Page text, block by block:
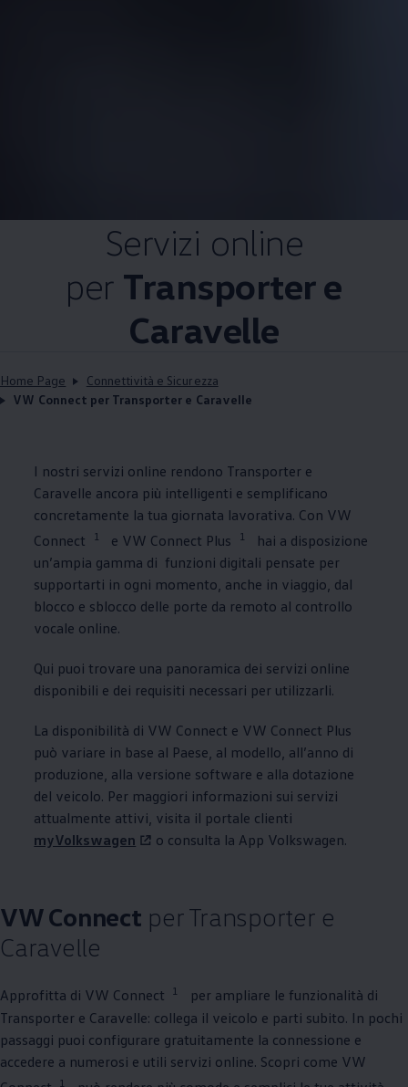
Servizi online
per Transporter e
Caravelle
Home Page
Connettività e Sicurezza
VW Connect per Transporter e Caravelle
I nostri servizi online rendono Transporter e
Caravelle ancora più intelligenti e semplificano
concretamente la tua giornata lavorativa. Con VW
Connect
1 e VW Connect Plus 1
hai a disposizione
un’ampia gamma di funzioni digitali pensate per
supportarti in ogni momento, anche in viaggio, dal
blocco e sblocco delle porte da remoto al controllo
vocale online.
Qui puoi trovare una panoramica dei servizi online
disponibili e dei requisiti necessari per utilizzarli.
La disponibilità di VW Connect e VW Connect Plus
può variare in base al Paese, al modello, all’anno di
produzione, alla versione software e alla dotazione
del veicolo. Per maggiori informazioni sui servizi
attualmente attivi, visita il portale clienti
myVolkswagen
o consulta la App Volkswagen.
VW Connect per Transporter e
Caravelle
Approfitta di VW Connect 1
per ampliare le funzionalità di
Transporter e Caravelle: collega il veicolo e parti subito. In pochi
passaggi puoi configurare gratuitamente la connessione e
accedere a numerosi e utili servizi online. Scopri come VW
1